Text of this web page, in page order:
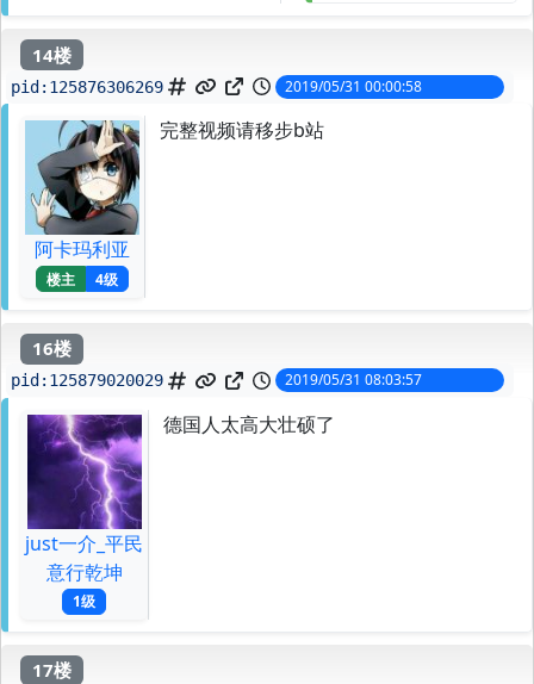
14楼
pid: 125876306269 2019/05/31 00:00:58
阿卡玛利亚
楼主 4级
完整视频请移步b站
16楼
pid: 125879020029 2019/05/31 08:03:57
just一介_平民
意行乾坤
1级
德国人太高大壮硕了
17楼